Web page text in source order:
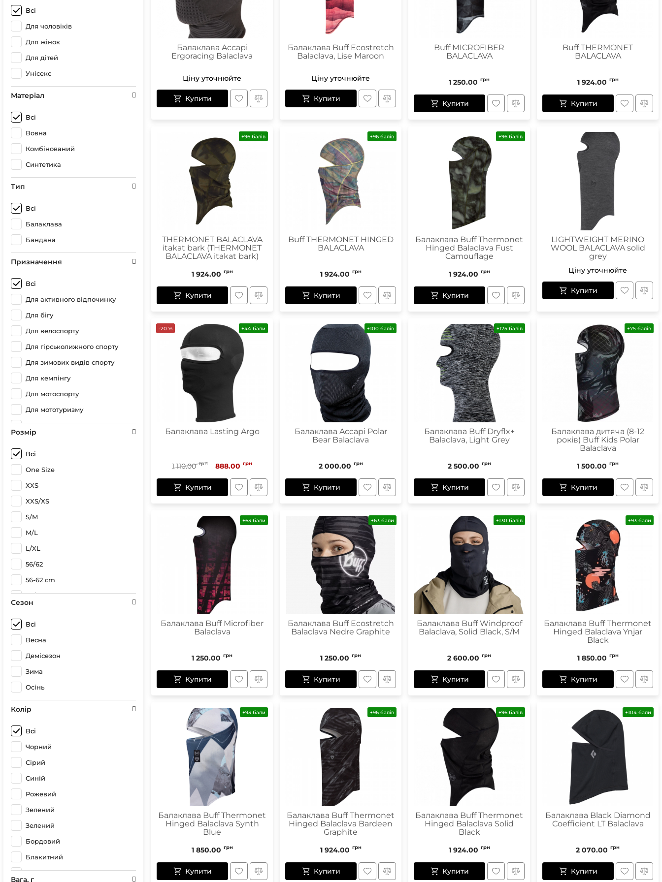
Всі
Для чоловіків
Для жінок
Для дітей
Унісекс
Матеріал
Всі
Вовна
Комбінований
Синтетика
Тип
Всі
Балаклава
Бандана
Призначення
Всі
Для активного відпочинку
Для бігу
Для велоспорту
Для гірськолижного спорту
Для зимових видів спорту
Для кемпінгу
Для мотоспорту
Для мототуризму
Для полювання
Для рук
Для туризму
Для хайкінгу
Розмір
Всі
One Size
XXS
XXS/XS
S/M
M/L
L/XL
56/62
56-62 cm
50/56
Сезон
Всі
Весна
Демісезон
Зима
Осінь
Колір
Всі
Чорний
Сірий
Синій
Рожевий
Зелений
Зелений
Бордовий
Блакитний
Polar Balaclava Terryfing Black
Вага, г
Балаклава Accapi
Ergoracing Balaclava
Ціну уточнюйте
Купити
Балаклава Buff Ecostretch
Balaclava, Lise Maroon
Ціну уточнюйте
Купити
Buff MICROFIBER
BALACLAVA
1 250.00 грн
Купити
Buff THERMONET
BALACLAVA
1 924.00 грн
Купити
+96 балів
THERMONET BALACLAVA
itakat bark (THERMONET
BALACLAVA itakat bark)
1 924.00 грн
Купити
+96 балів
Buff THERMONET HINGED
BALACLAVA
1 924.00 грн
Купити
+96 балів
Балаклава Buff Thermonet
Hinged Balaclava Fust
Camouflage
1 924.00 грн
Купити
LIGHTWEIGHT MERINO
WOOL BALACLAVA solid
grey
Ціну уточнюйте
Купити
-20 % +44 бали
Балаклава Lasting Argo
1 110.00 грн 888.00 грн
Купити
+100 балів
Балаклава Accapi Polar
Bear Balaclava
2 000.00 грн
Купити
+125 балів
Балаклава Buff Dryflx+
Balaclava, Light Grey
2 500.00 грн
Купити
+75 балів
Балаклава дитяча (8-12
років) Buff Kids Polar
Balaclava
1 500.00 грн
Купити
+63 бали
Балаклава Buff Microfiber
Balaclava
1 250.00 грн
Купити
+63 бали
Балаклава Buff Ecostretch
Balaclava Nedre Graphite
1 250.00 грн
Купити
+130 балів
Балаклава Buff Windproof
Balaclava, Solid Black, S/M
2 600.00 грн
Купити
+93 бали
Балаклава Buff Thermonet
Hinged Balaclava Ynjar
Black
1 850.00 грн
Купити
+93 бали
Балаклава Buff Thermonet
Hinged Balaclava Synth
Blue
1 850.00 грн
Купити
+96 балів
Балаклава Buff Thermonet
Hinged Balaclava Bardeen
Graphite
1 924.00 грн
Купити
+96 балів
Балаклава Buff Thermonet
Hinged Balaclava Solid
Black
1 924.00 грн
Купити
+104 бали
Балаклава Black Diamond
Coefficient LT Balaclava
2 070.00 грн
Купити